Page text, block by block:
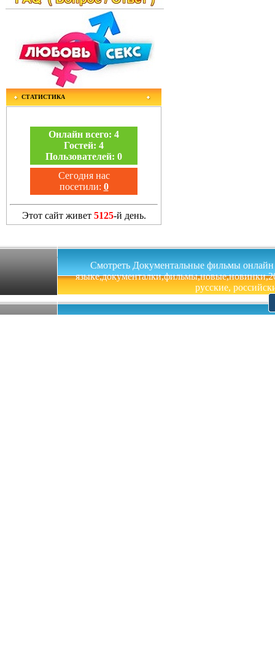
СТАТИСТИКА
Онлайн всего: 4
Гостей: 4
Пользователей: 0
Сегодня нас
посетили: 0
Этот сайт живет 5125-й день.
Смотреть Документальные фильмы онлайн
русские,